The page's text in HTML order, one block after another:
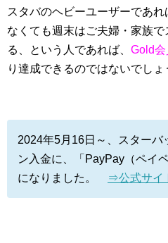
スタバのヘビーユーザーであ
なくても週末はご夫婦・家族
る、という人であれば、 Gold会
り達成できるのではないでしょ
2024年5月16日～、スターバ
ン入金に、「PayPay（ペイ
になりました。
⇒公式サイ